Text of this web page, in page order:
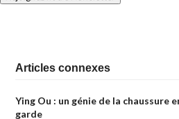
Articles connexes
Ying Ou : un génie de la
garde